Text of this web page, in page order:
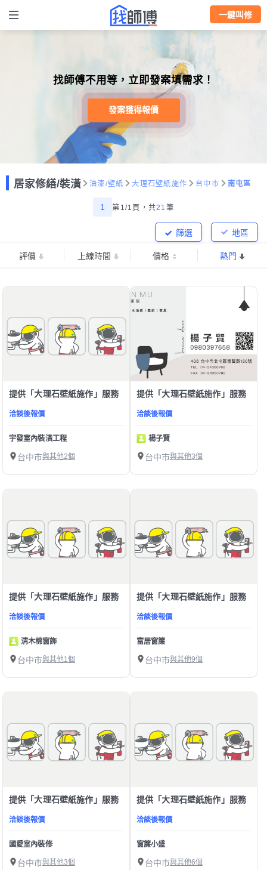
一鍵叫修
找師傅不用等，立即發案填需求！
發案獲得報價
居家修繕/裝潢 油漆/壁紙 大理石壁紙施作 台中市 南屯區
1 第1/1頁， 共21 筆
地區
篩選
評價 上線時間 價格 熱門
提供「大理石壁紙施作」服務
洽談後報價
宇發室內裝潢工程
台中市與其他2個
提供「大理石壁紙施作」服務
洽談後報價
楊子賢
台中市與其他3個
提供「大理石壁紙施作」服務
洽談後報價
清木棉窗飾
台中市與其他1個
提供「大理石壁紙施作」服務
洽談後報價
富居窗簾
台中市與其他9個
提供「大理石壁紙施作」服務
洽談後報價
國愛室內裝修
台中市與其他3個
提供「大理石壁紙施作」服務
洽談後報價
窗簾小盛
台中市與其他6個